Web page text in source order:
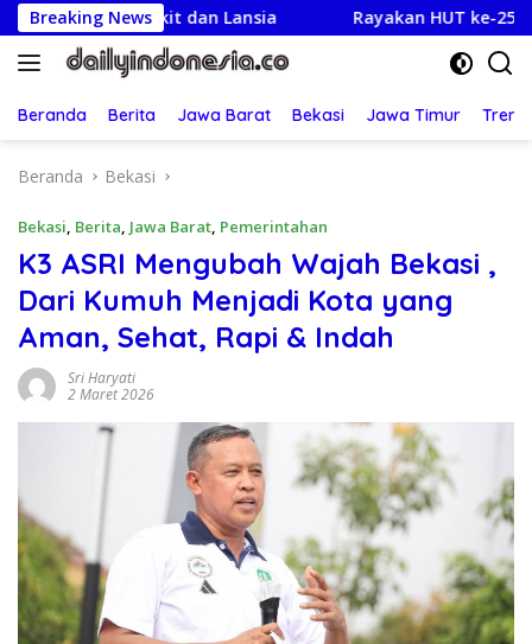
Langsung
ke
konten
Breaking News
Sakit dan Lansia Rayakan HUT ke-25,Partai
Beranda Berita Jawa Barat Bekasi Jawa Timur
Beranda Bekasi
Bekasi, Berita, Jawa Barat, Pemerintahan
K3 ASRI Mengubah Wajah Bekasi ,
Dari Kumuh Menjadi Kota yang
Aman, Sehat, Rapi & Indah
Sri Haryati
2 Maret 2026